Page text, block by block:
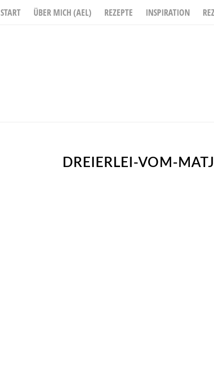
START ÜBER MICH (AEL) REZEPTE INSPIRATION
DREIERLEI-VOM-